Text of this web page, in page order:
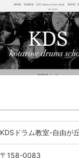
KDSドラム教室-自由が
〒158-0083